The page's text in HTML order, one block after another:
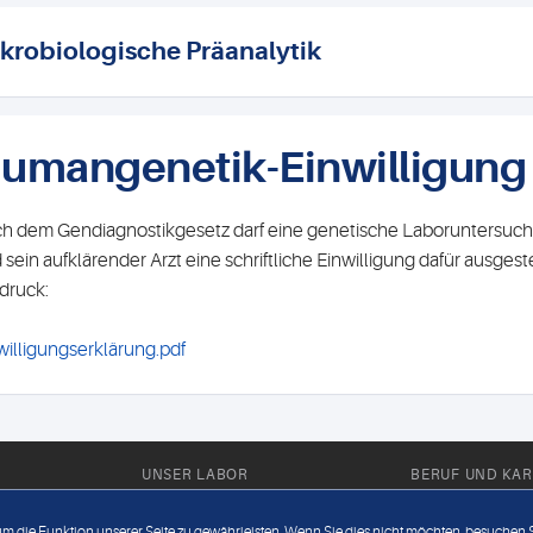
Präanalytik
Einwilligung
dem Gendiagnostikgesetz darf eine genetische
sein aufklärender Arzt eine schriftliche Einwilligung dafür
UNSER LABOR BERUF UND